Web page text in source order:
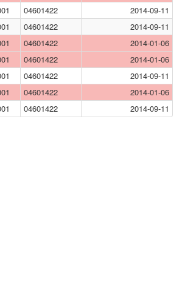
04601422
2014-09-11
04601422
2014-09-11
04601422
2014-01-06
04601422
2014-01-06
04601422
2014-09-11
04601422
2014-01-06
04601422 2014-09-11